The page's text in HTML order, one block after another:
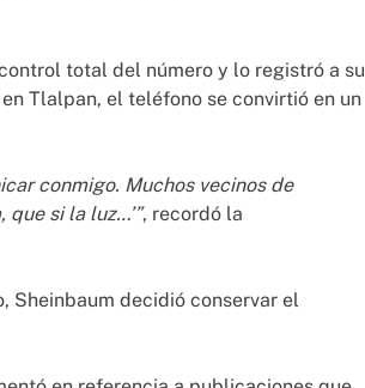
total del número y lo registró a su
Tlalpan, el teléfono se convirtió en un
conmigo. Muchos vecinos de
que si la luz…’”, recordó la
Sheinbaum decidió conservar el